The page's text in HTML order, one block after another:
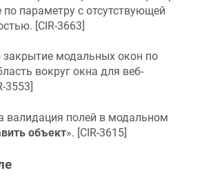
по параметру с отсутствующей
[CIR-3663]
модальных окон по
вокруг окна для веб-
3553]
валидация полей в модальном
объект». [CIR-3615]